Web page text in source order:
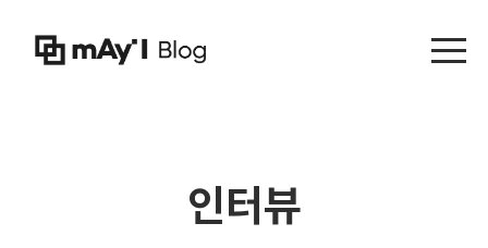
Menu
인터뷰